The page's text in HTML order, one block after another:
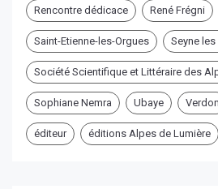
Rencontre dédicace René Frégni
Saint-Etienne-les-Orgues Seyne
Société Scientifique et Littéraire des
Sophiane Nemra Ubaye Verdon
éditeur éditions Alpes de Lumière